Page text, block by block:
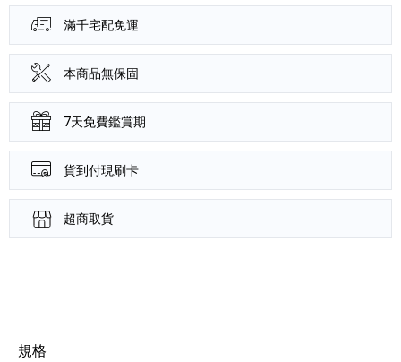
滿千宅配免運
本商品無保固
7天免費鑑賞期
貨到付現刷卡
超商取貨
規格